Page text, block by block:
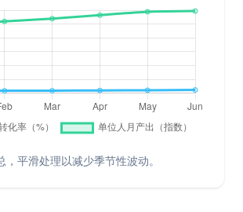
，平滑处理以减少季节性波动。